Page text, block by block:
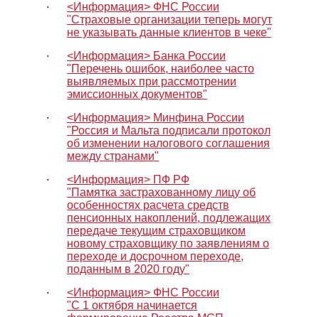
∙
<Информация> ФНС России
"Страховые организации теперь могут
не указывать данные клиентов в чеке"
∙
<Информация> Банка России
"Перечень ошибок, наиболее часто
выявляемых при рассмотрении
эмиссионных документов"
∙
<Информация> Минфина России
"Россия и Мальта подписали протокол
об изменении налогового соглашения
между странами"
∙
<Информация> ПФ РФ
"Памятка застрахованному лицу об
особенностях расчета средств
пенсионных накоплений, подлежащих
передаче текущим страховщиком
новому страховщику по заявлениям о
переходе и досрочном переходе,
поданным в 2020 году"
∙
<Информация> ФНС России
"С 1 октября начинается